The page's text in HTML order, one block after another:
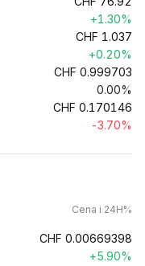
+1.30%
CHF 1.037
+0.20%
CHF 0.999703
0.00%
CHF 0.170146
-3.70%
Cena i 24H%
CHF 0.00669398
+5.90%